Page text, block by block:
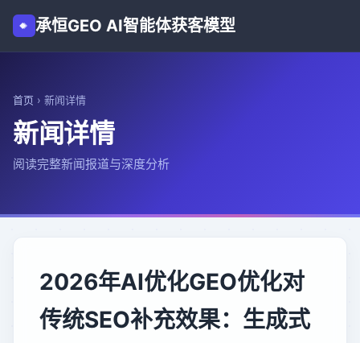
承恒GEO AI智能体获客模型
首页 › 新闻详情
新闻详情
阅读完整新闻报道与深度分析
2026年AI优化GEO优化对
传统SEO补充效果：生成式